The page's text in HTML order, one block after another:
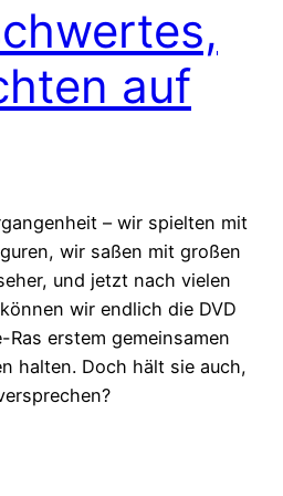
auf
– wir spielten mit
wir saßen mit großen
und jetzt nach vielen
wir endlich die DVD
Ras erstem gemeinsamen
halten. Doch hält sie auch,